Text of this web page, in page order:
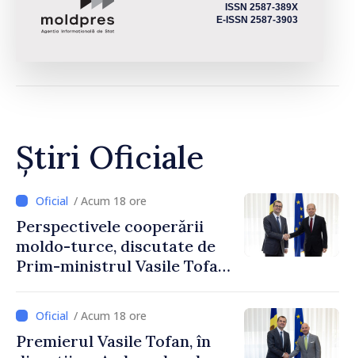
ISSN 2587-389X
E-ISSN 2587-3903
Știri Oficiale
/ Acum 18 ore
Perspectivele cooperării
moldo-turce, discutate de
Prim-ministrul Vasile Tofan
Uygar Mustafa Sertel
/ Acum 18 ore
Premierul Vasile Tofan, în